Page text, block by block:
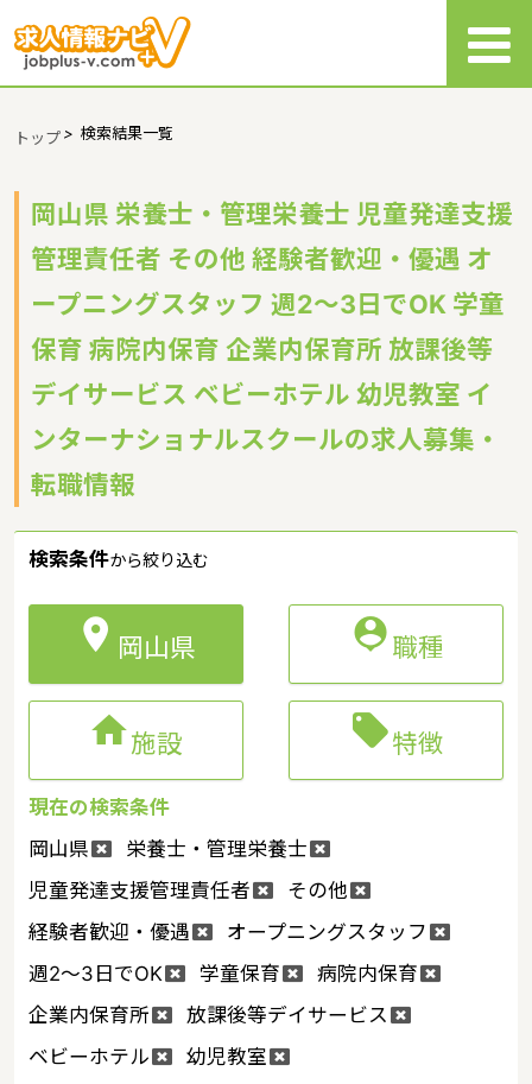
トップ> 検索結果一覧
岡山県 栄養士・管理栄養士 児童発達支援
管理責任者 その他 経験者歓迎・優遇 オ
ープニングスタッフ 週2～3日でOK 学童
保育 病院内保育 企業内保育所 放課後等
デイサービス ベビーホテル 幼児教室 イ
ンターナショナルスクールの求人募集・
転職情報
検索条件から絞り込む
 岡山県 職種
施設 特徴
現在の検索条件
岡山県
栄養士・管理栄養士
児童発達支援管理責任者
その他
経験者歓迎・優遇
オープニングスタッフ
週2～3日でOK
学童保育
病院内保育
企業内保育所
放課後等デイサービス
ベビーホテル
幼児教室